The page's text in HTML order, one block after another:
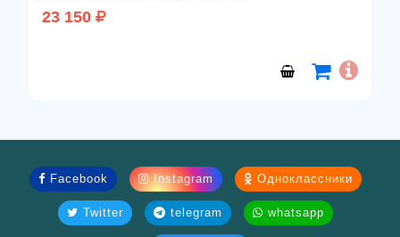
23 150
Facebook Instagram Одноклассники
Twitter telegram whatsapp